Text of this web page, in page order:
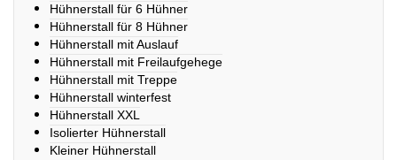
Hühnerstall für 6 Hühner
Hühnerstall für 8 Hühner
Hühnerstall mit Auslauf
Hühnerstall mit Freilaufgehege
Hühnerstall mit Treppe
Hühnerstall winterfest
Hühnerstall XXL
Isolierter Hühnerstall
Kleiner Hühnerstall